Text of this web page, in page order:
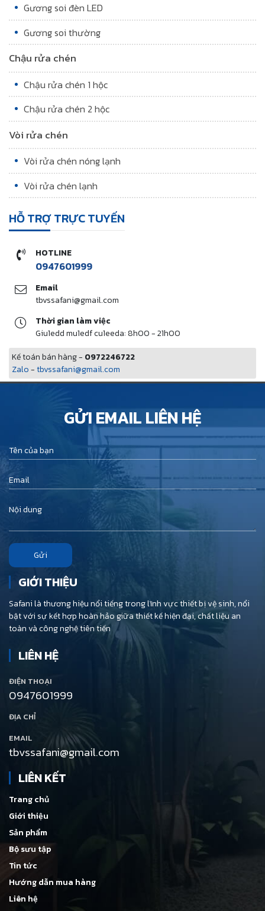
Gương soi đèn LED
Gương soi thường
Chậu rửa chén
Chậu rửa chén 1 hộc
Chậu rửa chén 2 hộc
Vòi rửa chén
Vòi rửa chén nóng lạnh
Vòi rửa chén lạnh
HỖ TRỢ TRỰC TUYẾN
HOTLINE
0947601999
Email
tbvssafani@gmail.com
Thời gian làm việc
Giu1edd mu1edf cu1eeda: 8h00 - 21h00
Kế toán bán hàng - 0972246722
Zalo-tbvssafani@gmail.com
GỬI EMAIL LIÊN HỆ
Gửi
GIỚI THIỆU
Safani là thương hiệu nổi tiếng trong lĩnh vực thiết bị vệ sinh, nổi
bật với sự kết hợp hoàn hảo giữa thiết kế hiện đại, chất liệu an
toàn và công nghệ tiên tiến
LIÊN HỆ
ĐIỆN THOẠI
0947601999
ĐỊA CHỈ
EMAIL
tbvssafani@gmail.com
LIÊN KẾT
Trang chủ
Giới thiệu
Sản phẩm
Bộ sưu tập
Tin tức
Hướng dẫn mua hàng
Liên hệ